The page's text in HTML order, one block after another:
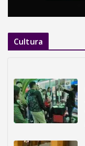
Cultura